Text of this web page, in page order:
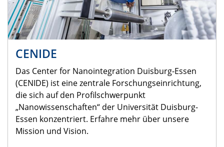
CENIDE
Das Center for Nanointegration Duisburg-Essen
(CENIDE) ist eine zentrale Forschungseinrichtung,
die sich auf den Profilschwerpunkt
„Nanowissenschaften“ der Universität Duisburg-
Essen konzentriert. Erfahre mehr über unsere
Mission und Vision.